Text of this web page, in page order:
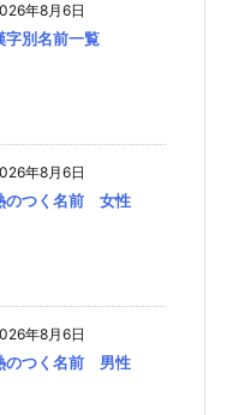
年8月6日
字別名前一覧
年8月6日
のつく名前 女性
年8月6日
のつく名前 男性